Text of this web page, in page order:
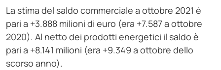
La stima del saldo commerciale a ottobre 2021 è
pari a +3.888 milioni di euro (era +7.587 a ottobre
2020). Al netto dei prodotti energetici il saldo è
pari a +8.141 milioni (era +9.349 a ottobre dello
scorso anno).